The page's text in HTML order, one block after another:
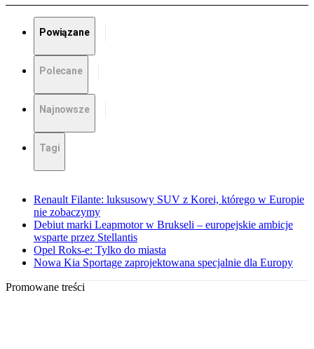
Powiązane
Polecane
Najnowsze
Tagi
Renault Filante: luksusowy SUV z Korei, którego w Europie
nie zobaczymy
Debiut marki Leapmotor w Brukseli – europejskie ambicje
wsparte przez Stellantis
Opel Roks-e: Tylko do miasta
Nowa Kia Sportage zaprojektowana specjalnie dla Europy
Promowane treści